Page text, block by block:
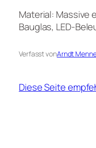
Material: Massive
Bauglas, LED-
Verfasst vonArndt
Diese Seite